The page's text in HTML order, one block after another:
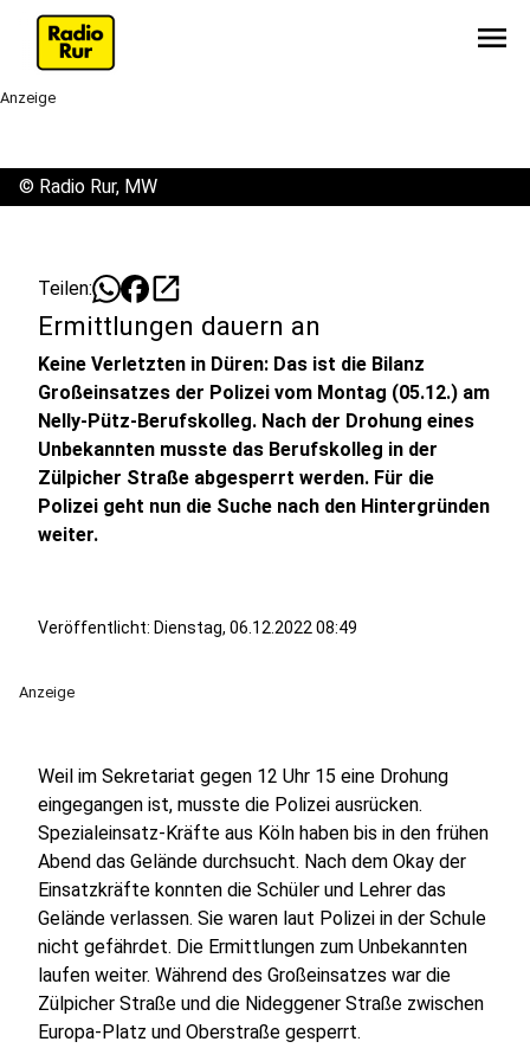
menu
Anzeige
© Radio Rur, MW
Teilen: open_in_new
Ermittlungen dauern an
Keine Verletzten in Düren: Das ist die Bilanz
Großeinsatzes der Polizei vom Montag (05.12.) am
Nelly-Pütz-Berufskolleg. Nach der Drohung eines
Unbekannten musste das Berufskolleg in der
Zülpicher Straße abgesperrt werden. Für die
Polizei geht nun die Suche nach den Hintergründen
weiter.
Veröffentlicht: Dienstag, 06.12.2022 08:49
Anzeige
Weil im Sekretariat gegen 12 Uhr 15 eine Drohung
eingegangen ist, musste die Polizei ausrücken.
Spezialeinsatz-Kräfte aus Köln haben bis in den frühen
Abend das Gelände durchsucht. Nach dem Okay der
Einsatzkräfte konnten die Schüler und Lehrer das
Gelände verlassen. Sie waren laut Polizei in der Schule
nicht gefährdet. Die Ermittlungen zum Unbekannten
laufen weiter. Während des Großeinsatzes war die
Zülpicher Straße und die Nideggener Straße zwischen
Europa-Platz und Oberstraße gesperrt.